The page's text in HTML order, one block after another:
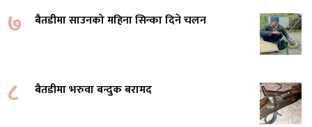
७ बैतडीमा साउनको महिना सिन्का दिने चलन
८ बैतडीमा भरुवा बन्दुक बरामद